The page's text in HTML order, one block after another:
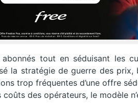
tout en séduisant les
la stratégie de guerre des
trop fréquentes d’une offre
des opérateurs, le modèle